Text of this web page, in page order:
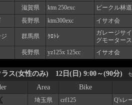
滋賀県 ktm 250exc ビークル林
長野県 ktm300exc イサオ会
群馬県 ｸﾛﾄﾚ
ガレージサ
グモータース
長野県 yz125x 125cc イサオ会
ラス(女性のみ) 12日(日) 9:00～(90分)
Area
Bike
埼玉県 crf125 Q'sレ